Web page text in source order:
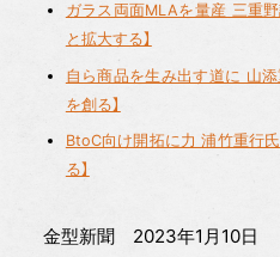
ガラス両面MLAを量産 三重野
と拡大する】
自ら商品を生み出す道に 山添
を創る】
BtoC向け開拓に力 浦竹重行氏
る】
金型新聞 2023年1月10日